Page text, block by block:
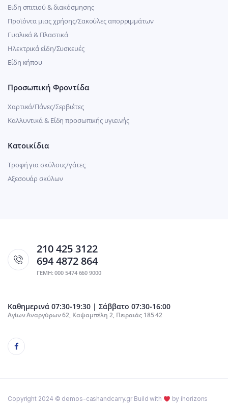
Ειδη σπιτιού & διακόσμησης
Προϊόντα μιας χρήσης/Σακούλες απορριμμάτων
Γυαλικά & Πλαστικά
Ηλεκτρικά είδη/Συσκευές
Είδη κήπου
Προσωπική Φροντίδα
Χαρτικά/Πάνες/Σερβιέτες
Καλλυντικά & Είδη προσωπικής υγιεινής
Κατοικίδια
Τροφή για σκύλους/γάτες
Αξεσουάρ σκύλων
210 425 3122
694 4872 864
ΓΕΜΗ: 000 5474 660 9000
Καθημερινά 07:30-19:30 | Σάββατο 07:30-16:00
Αγίων Αναργύρων 62, Καψαμπέλη 2, Πειραιάς 185 42
Copyright 2024 © demos-cashandcarry.gr Build with by ihorizons